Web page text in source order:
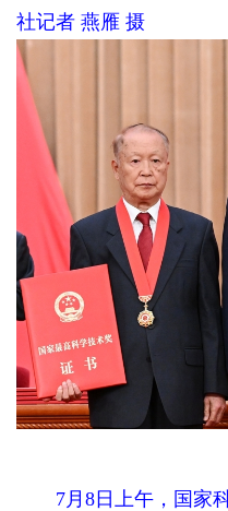
社记者 燕雁 摄
7月8日上午，国家科